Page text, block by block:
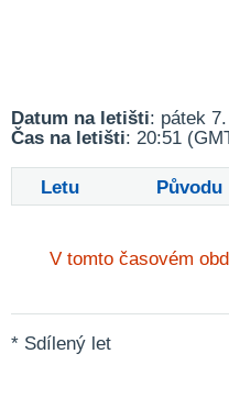
Datum na letišti: pátek
Čas na letišti: 20:51
Letu Původu
V tomto časovém
* Sdílený let